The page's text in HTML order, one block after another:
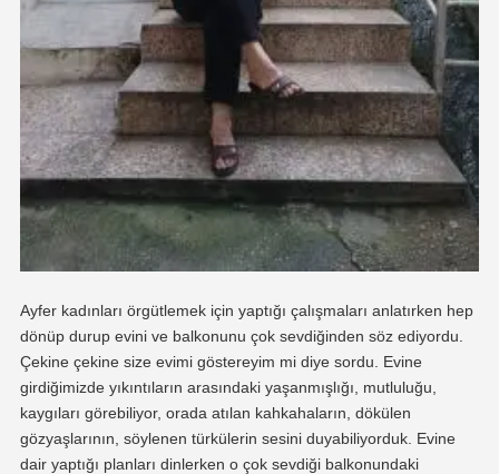
Ayfer kadınları örgütlemek için yaptığı çalışmaları anlatırken hep
dönüp durup evini ve balkonunu çok sevdiğinden söz ediyordu.
Çekine çekine size evimi göstereyim mi diye sordu. Evine
girdiğimizde yıkıntıların arasındaki yaşanmışlığı, mutluluğu,
kaygıları görebiliyor, orada atılan kahkahaların, dökülen
gözyaşlarının, söylenen türkülerin sesini duyabiliyorduk. Evine
dair yaptığı planları dinlerken o çok sevdiği balkonundaki